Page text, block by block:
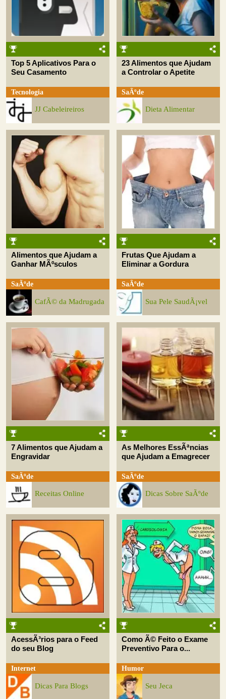
Top 5 Aplicativos Para o
Seu Casamento
Tecnologia
JJ Cabeleireiros
23 Alimentos que Ajudam
a Controlar o Apetite
SaÃºde
Dieta Alimentar
Alimentos que Ajudam a
Ganhar MÃºsculos
SaÃºde
CafÃ© da Madrugada
Frutas Que Ajudam a
Eliminar a Gordura
SaÃºde
Sua Pele SaudÃ¡vel
7 Alimentos que Ajudam a
Engravidar
SaÃºde
Receitas Online
As Melhores EssÃªncias
que Ajudam a Emagrecer
SaÃºde
Dicas Sobre SaÃºde
AcessÃ³rios para o Feed
do seu Blog
Internet
Dicas Para Blogs
Como Ã© Feito o Exame
Preventivo Para o...
Humor
Seu Jeca